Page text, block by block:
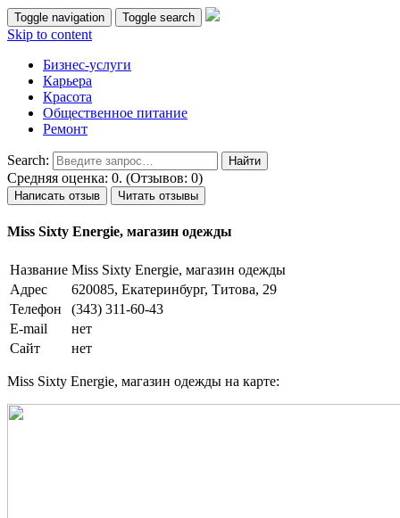
Toggle navigation Toggle search
Skip to content
Бизнес-услуги
Карьера
Красота
Общественное питание
Ремонт
Search:
Средняя оценка: 0. (Отзывов: 0)
Написать отзыв Читать отзывы
Miss Sixty Energie, магазин одежды
Название Miss Sixty Energie, магазин одежды
Адрес
620085, Екатеринбург, Титова, 29
Телефон
(343) 311-60-43
E-mail
нет
Сайт
нет
Miss Sixty Energie, магазин одежды на карте: